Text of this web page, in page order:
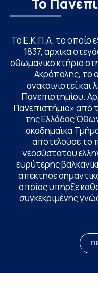
Το Ε.Κ.Π.Α. το οποίο
1837, αρχικά
οθωμανικό κτήριο
Ακρόπολης, το
ανακαινιστεί
Πανεπιστημίου.
Πανεπιστήμιο» από
της Ελλάδας
ακαδημαϊκά
αποτελούσε το
νεοσύστατου
ευρύτερης
απέκτησε
οποίος υπήρξε
συγκεκριμένης